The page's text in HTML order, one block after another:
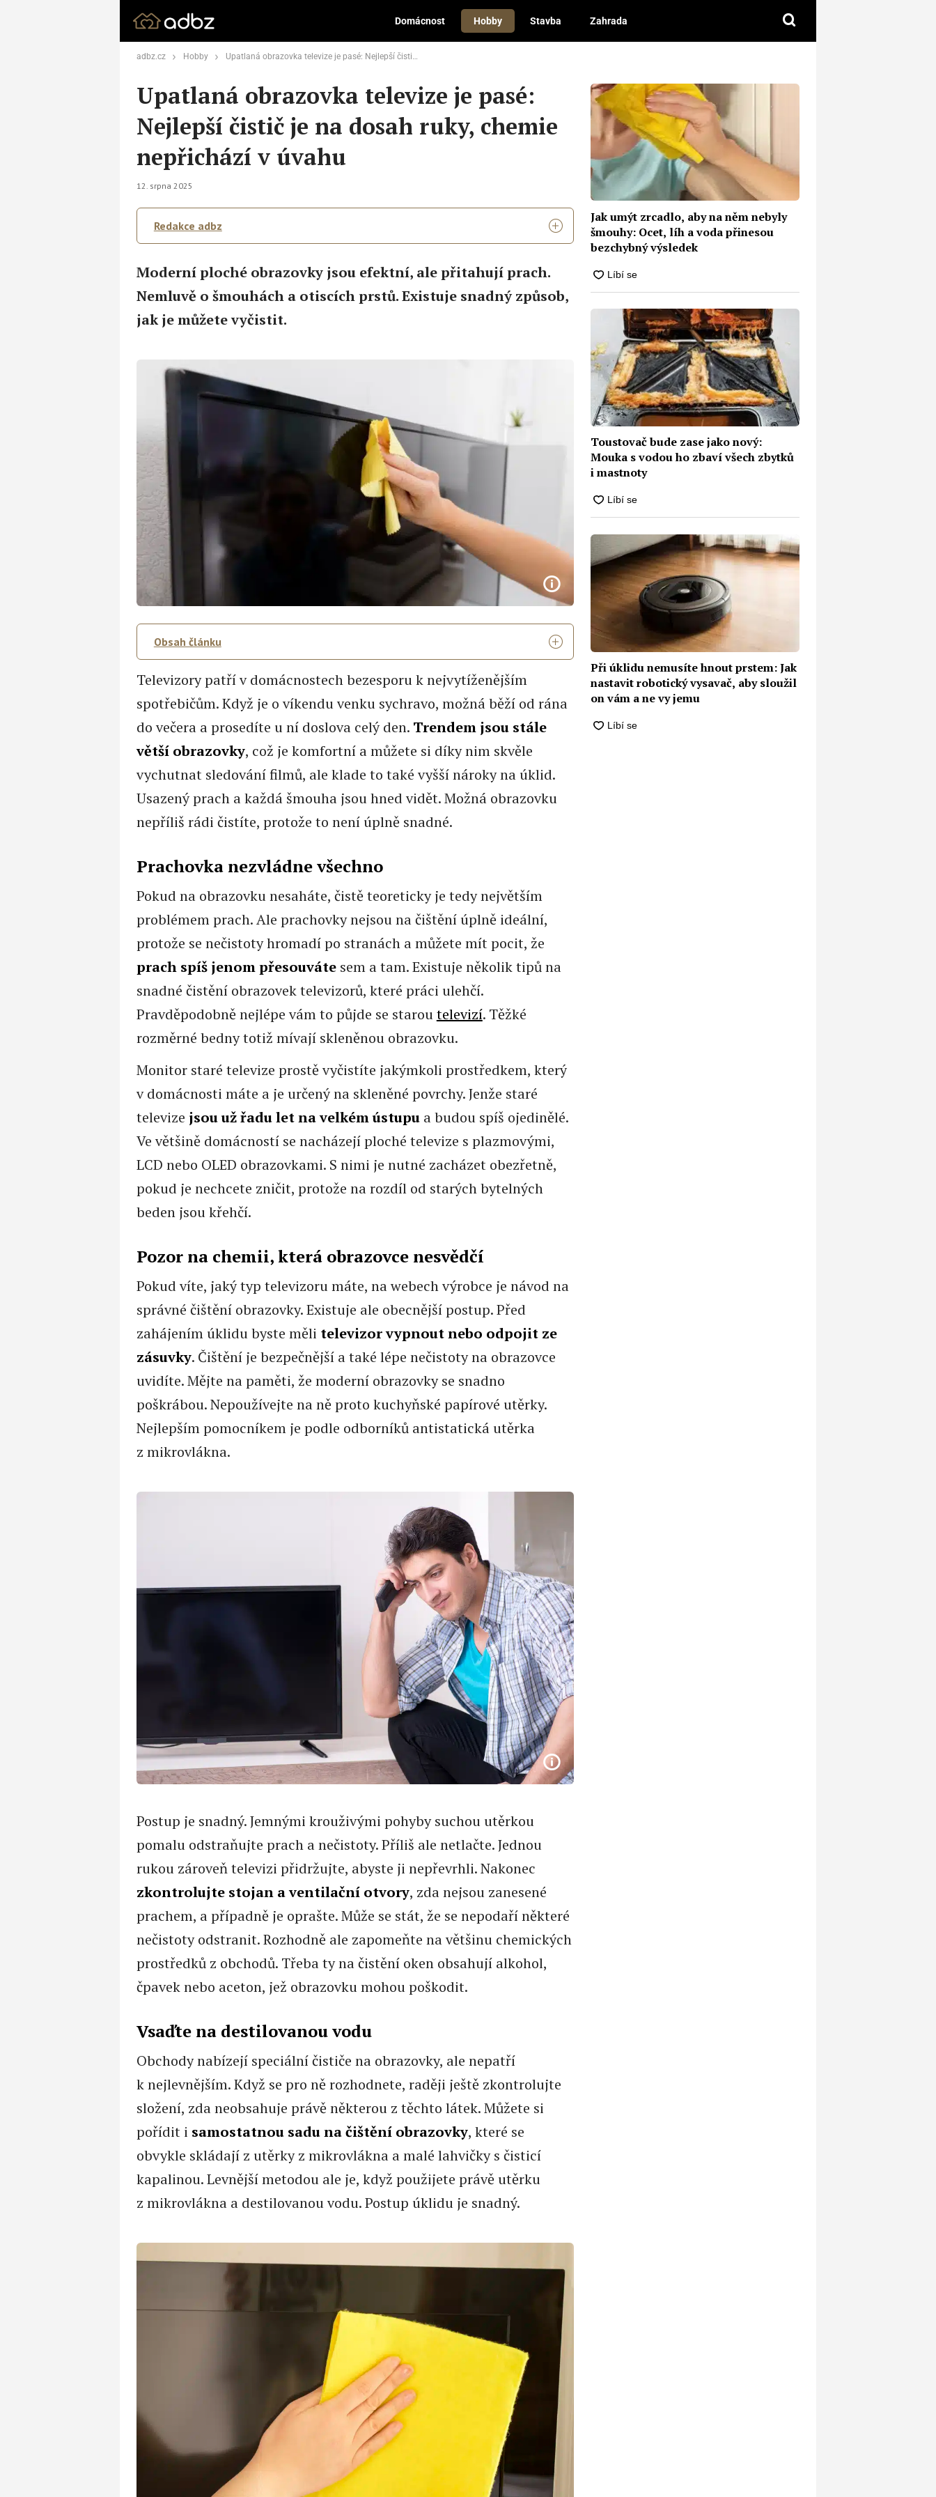
Domácnost Hobby Stavba Zahrada
adbz.cz Hobby Upatlaná obrazovka televize je pasé: Nejlepší čistič je na dosah ruky, chemie nepřichází v úvahu
Upatlaná obrazovka televize je pasé:
Nejlepší čistič je na dosah ruky, chemie
nepřichází v úvahu
12. srpna 2025
Redakce adbz
Moderní ploché obrazovky jsou efektní, ale přitahují prach.
Nemluvě o šmouhách a otiscích prstů. Existuje snadný způsob,
jak je můžete vyčistit.
Obsah článku
Televizory patří v domácnostech bezesporu k nejvytíženějším
spotřebičům. Když je o víkendu venku sychravo, možná běží od rána
do večera a prosedíte u ní doslova celý den. Trendem jsou stále
větší obrazovky, což je komfortní a můžete si díky nim skvěle
vychutnat sledování filmů, ale klade to také vyšší nároky na úklid.
Usazený prach a každá šmouha jsou hned vidět. Možná obrazovku
nepříliš rádi čistíte, protože to není úplně snadné.
Prachovka nezvládne všechno
Pokud na obrazovku nesaháte, čistě teoreticky je tedy největším
problémem prach. Ale prachovky nejsou na čištění úplně ideální,
protože se nečistoty hromadí po stranách a můžete mít pocit, že
prach spíš jenom přesouvátesem a tam. Existuje několik tipů na
snadné čistění obrazovek televizorů, které práci ulehčí.
Pravděpodobně nejlépe vám to půjde se staroutelevizí. Těžké
rozměrné bedny totiž mívají skleněnou obrazovku.
Monitor staré televize prostě vyčistíte jakýmkoli prostředkem, který
v domácnosti máte a je určený na skleněné povrchy. Jenže staré
televize jsou už řadu let na velkém ústupua budou spíš ojedinělé.
Ve většině domácností se nacházejí ploché televize s plazmovými,
LCD nebo OLED obrazovkami. S nimi je nutné zacházet obezřetně,
pokud je nechcete zničit, protože na rozdíl od starých bytelných
beden jsou křehčí.
Pozor na chemii, která obrazovce nesvědčí
Pokud víte, jaký typ televizoru máte, na webech výrobce je návod na
správné čištění obrazovky. Existuje ale obecnější postup. Před
zahájením úklidu byste měli televizorvypnout nebo odpojit ze
zásuvky. Čištění je bezpečnější a také lépe nečistoty na obrazovce
uvidíte. Mějte na paměti, že moderní obrazovky se snadno
poškrábou. Nepoužívejte na ně proto kuchyňské papírové utěrky.
Nejlepším pomocníkem je podle odborníků antistatická utěrka
z mikrovlákna.
Postup je snadný. Jemnými krouživými pohyby suchou utěrkou
pomalu odstraňujte prach a nečistoty. Příliš ale netlačte. Jednou
rukou zároveň televizi přidržujte, abyste ji nepřevrhli. Nakonec
zkontrolujte stojan a ventilační otvory, zda nejsou zanesené
prachem, a případně je oprašte. Může se stát, že se nepodaří některé
nečistoty odstranit. Rozhodně ale zapomeňte na většinu chemických
prostředků z obchodů. Třeba ty na čistění oken obsahují alkohol,
čpavek nebo aceton, jež obrazovku mohou poškodit.
Vsaďte na destilovanou vodu
Obchody nabízejí speciální čističe na obrazovky, ale nepatří
k nejlevnějším. Když se pro ně rozhodnete, raději ještě zkontrolujte
složení, zda neobsahuje právě některou z těchto látek. Můžete si
pořídit i samostatnou sadu na čištění obrazovky, které se
obvykle skládají z utěrky z mikrovlákna a malé lahvičky s čisticí
kapalinou. Levnější metodou ale je, když použijete právě utěrku
z mikrovlákna a destilovanou vodu. Postup úklidu je snadný.
Jak umýt zrcadlo, aby na něm nebyly
šmouhy: Ocet, líh a voda přinesou
bezchybný výsledek
Toustovač bude zase jako nový:
Mouka s vodou ho zbaví všech zbytků
i mastnoty
Při úklidu nemusíte hnout prstem: Jak
nastavit robotický vysavač, aby sloužil
on vám a ne vy jemu